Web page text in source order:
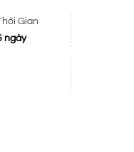
Gian
ngày